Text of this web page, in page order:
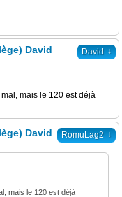
David ↓
David
mais le 120 est déjà
RomuLag2 ↓
David
mais le 120 est déjà